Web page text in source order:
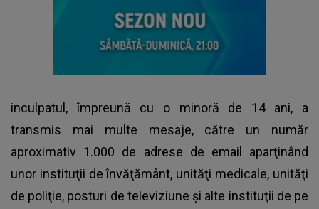
inculpatul, împreună cu o minoră de 14 ani, a
transmis mai multe mesaje, către un număr
aproximativ 1.000 de adrese de email aparţinând
unor instituţii de învăţământ, unităţi medicale, unităţi
de poliţie, posturi de televiziune şi alte instituţii de pe